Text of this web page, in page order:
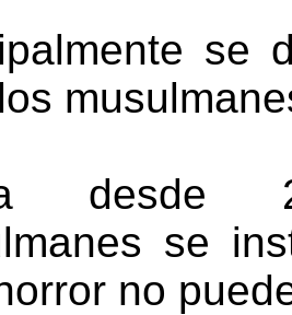
se
desde
se
no